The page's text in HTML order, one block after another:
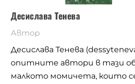
Десислава Тенева
Автор
Десислава Тенева
опитните автори в тази
малкото момичета, които